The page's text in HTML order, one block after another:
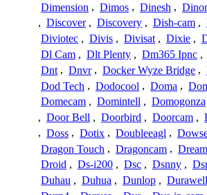
Dimension , Dimos , Dinesh ,
, Discover , Discovery , Dish-cam ,
Diviotec , Divis , Divisat , Dixie ,
Dl Cam , Dlt Plenty , Dm365 Ipnc ,
Dnt , Dnvr , Docker Wyze Bridge ,
Dod Tech , Dodocool , Doma ,
Domecam , Domintell , Domogonza
, Door Bell , Doorbird , Doorcam ,
, Doss , Dotix , Doubleeagl ,
Dragon Touch , Dragoncam ,
Droid , Ds-i200 , Dsc , Dsnny ,
Duhau , Duhua , Dunlop , Durawell